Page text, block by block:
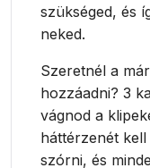
szükséged, és
neked.
Szeretnél a
hozzáadni? 3
vágnod a
háttérzenét
szórni, és